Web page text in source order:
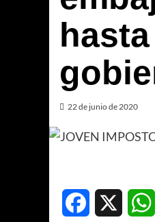
22 de junio de 2020
Facebook